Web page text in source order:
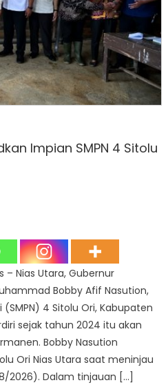
Impian SMPN 4 Sitolu
– Nias Utara, Gubernur
Bobby Afif Nasution,
4 Sitolu Ori, Kabupaten
sejak tahun 2024 itu akan
Bobby Nasution
Ori Nias Utara saat meninjau
2026). Dalam tinjauan […]